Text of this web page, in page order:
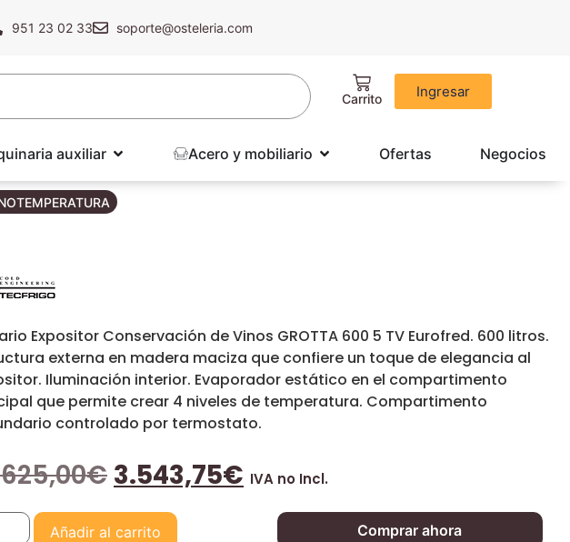
951 23 02 33 soporte@osteleria.com
Ingresar
auxiliar Acero y mobiliario Ofertas Negocios
Expositor Conservación de Vinos GROTTA 600 5 TV Eurofred. 600 litros.
externa en madera maciza que confiere un toque de elegancia al
Iluminación interior. Evaporador estático en el compartimento
que permite crear 4 niveles de temperatura. Compartimento
controlado por termostato.
€ 3.543,75€ IVA no Incl.
Añadir al carrito Comprar ahora